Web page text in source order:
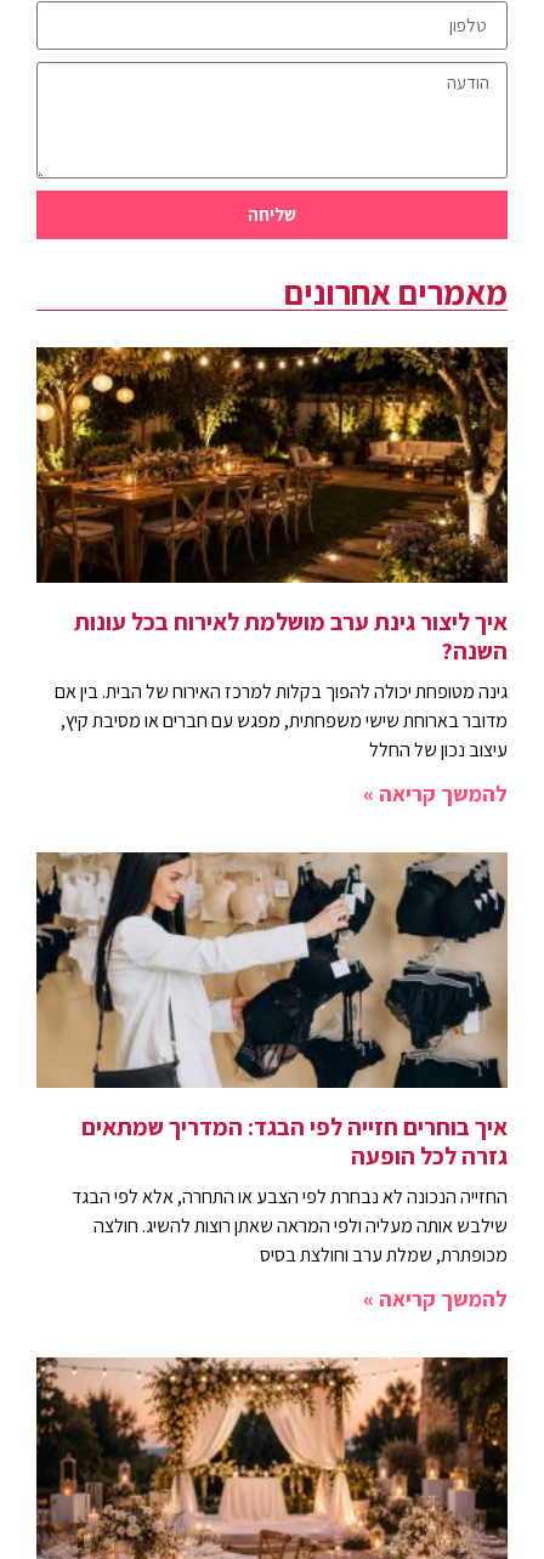
שליחה
מאמרים אחרונים
איך ליצור גינת ערב מושלמת לאירוח בכל עונות
השנה?
גינה מטופחת יכולה להפוך בקלות למרכז האירוח של הבית. בין אם
מדובר בארוחת שישי משפחתית, מפגש עם חברים או מסיבת קיץ,
עיצוב נכון של החלל
להמשך קריאה »
איך בוחרים חזייה לפי הבגד: המדריך שמתאים
גזרה לכל הופעה
החזייה הנכונה לא נבחרת לפי הצבע או התחרה, אלא לפי הבגד
שילבש אותה מעליה ולפי המראה שאתן רוצות להשיג. חולצה
מכופתרת, שמלת ערב וחולצת בסיס
להמשך קריאה »